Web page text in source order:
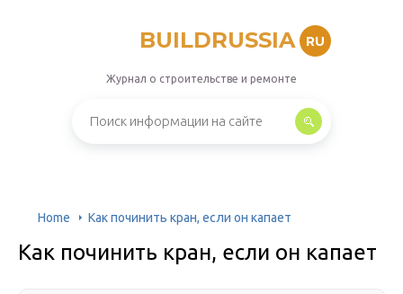
BUILDRUSSIA RU
Журнал о строительстве и ремонте
Home Как починить кран, если он капает
Как починить кран, если он капает